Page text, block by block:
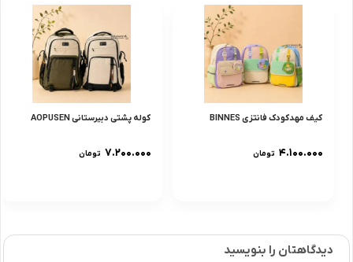
کیف مهدکودک فانتزی BINNES
۴.۱۰۰.۰۰۰ تومان
کوله پشتی دبیرستانی AOPUSEN
۷.۲۰۰.۰۰۰ تومان
دیدگاهتان را بنویسید